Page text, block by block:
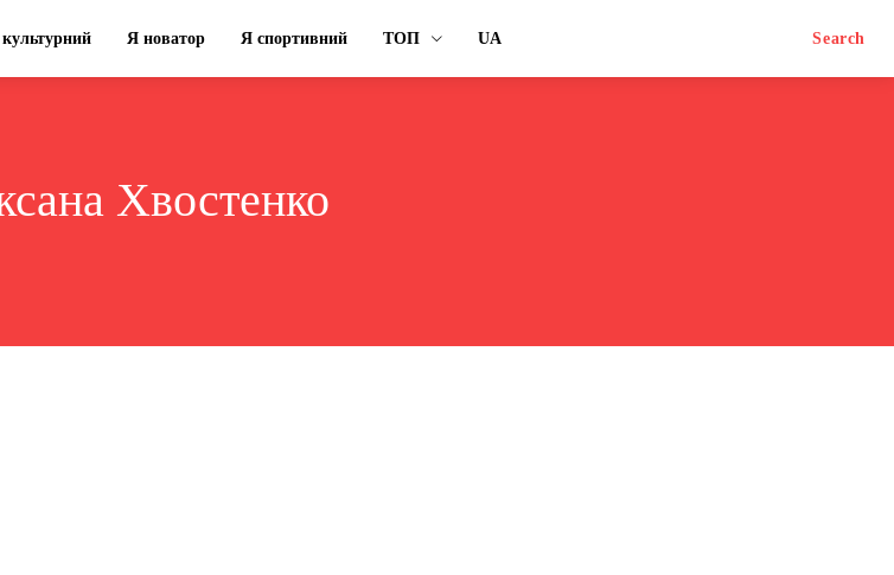
Я новатор Я спортивний ТОП UA Search
Хвостенко